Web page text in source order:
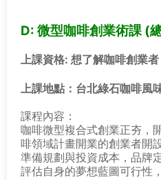
D: 微型咖啡創業術課 (
上課資格: 想了解咖啡創業者
上課地點：台北綠石咖啡風
課程內容：
咖啡微型複合式創業正夯，
啡領域計畫開業的創業者開
準備規劃與投資成本，品牌
評估自身的夢想藍圖可行性